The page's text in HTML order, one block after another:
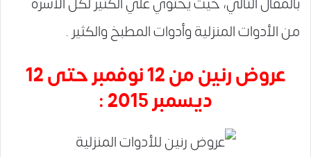
من الأدوات المنزلية وأدوات المطبخ والكثير .
عروض رنين من 12 نوفمبر حتى 12
ديسمبر 2015 :